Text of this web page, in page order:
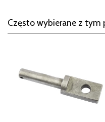
Często wybierane z tym